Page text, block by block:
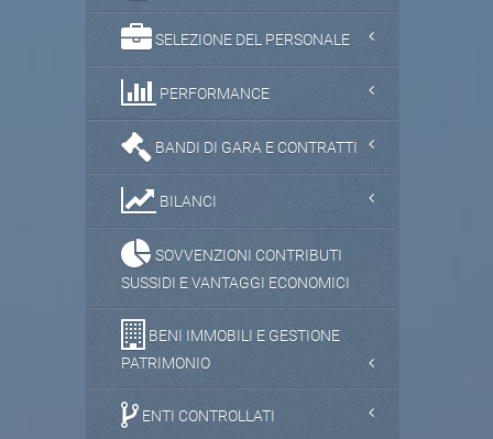
SELEZIONE DEL PERSONALE
PERFORMANCE
BANDI DI GARA E CONTRATTI
BILANCI
SOVVENZIONI CONTRIBUTI
SUSSIDI E VANTAGGI ECONOMICI
BENI IMMOBILI E GESTIONE
PATRIMONIO
ENTI CONTROLLATI